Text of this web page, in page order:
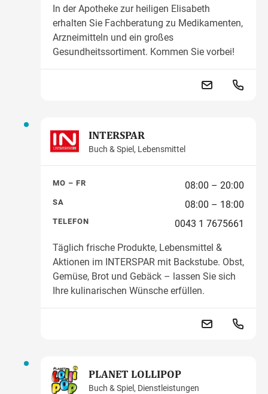
In der Apotheke zur heiligen Elisabeth
erhalten Sie Fachberatung zu Medikamenten,
Arzneimitteln und ein großes
Gesundheitssortiment. Kommen Sie vorbei!
INTERSPAR
Buch & Spiel, Lebensmittel
MO – FR 08:00 – 20:00
SA 08:00 – 18:00
TELEFON 0043 1 7675661
Täglich frische Produkte, Lebensmittel &
Aktionen im INTERSPAR mit Backstube. Obst,
Gemüse, Brot und Gebäck – lassen Sie sich
Ihre kulinarischen Wünsche erfüllen.
PLANET LOLLIPOP
Buch & Spiel, Dienstleistungen